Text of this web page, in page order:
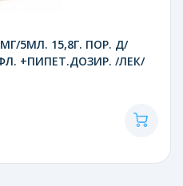
5МЛ. 15,8Г. ПОР. Д/
+ПИПЕТ.ДОЗИР. /ЛЕК/